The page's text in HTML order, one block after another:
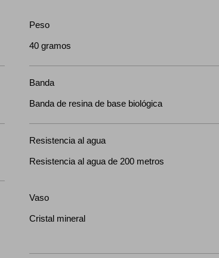
Peso
40 gramos
Banda
Banda de resina de base biológica
Resistencia al agua
Resistencia al agua de 200 metros
Vaso
Cristal mineral